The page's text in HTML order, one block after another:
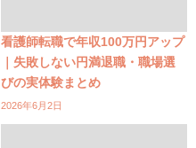
看護師転職で年収100万円アップ
｜失敗しない円満退職・職場選
びの実体験まとめ
2026年6月2日